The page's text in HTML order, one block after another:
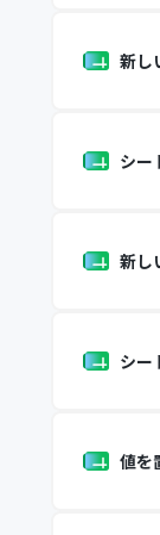
新し
シー
新し
シー
値を